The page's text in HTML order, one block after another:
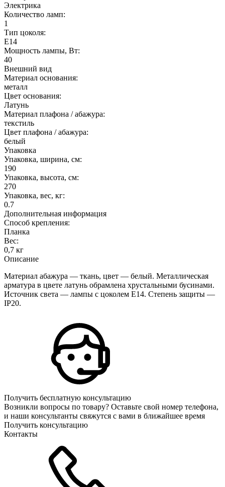
Электрика
Количество ламп:
1
Тип цоколя:
E14
Мощность лампы, Вт:
40
Внешний вид
Материал основания:
металл
Цвет основания:
Латунь
Материал плафона / абажура:
текстиль
Цвет плафона / абажура:
белый
Упаковка
Упаковка, ширина, см:
190
Упаковка, высота, см:
270
Упаковка, вес, кг:
0.7
Дополнительная информация
Способ крепления:
Планка
Вес:
0,7 кг
Описание
Материал абажура — ткань, цвет — белый. Металлическая
арматура в цвете латунь обрамлена хрустальными бусинами.
Источник света — лампы с цоколем Е14. Степень защиты —
IP20.
Получить бесплатную консультацию
Возникли вопросы по товару? Оставьте свой номер телефона,
и наши консультанты свяжутся с вами в ближайшее время
Получить консультацию
Контакты